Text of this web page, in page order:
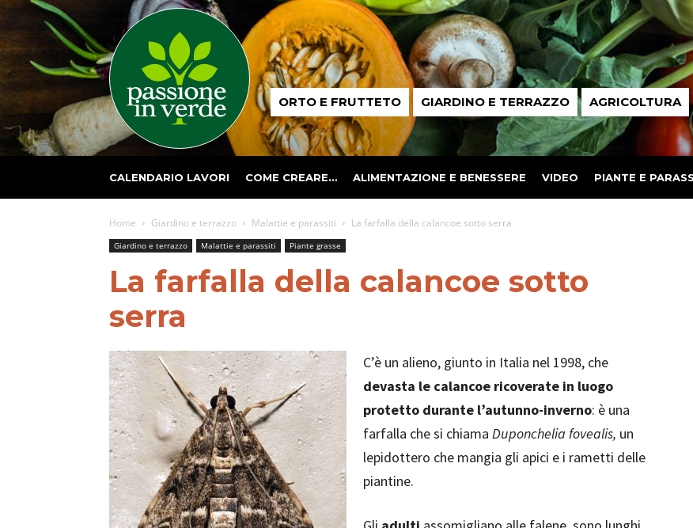
Passione
in ORTO E FRUTTETO GIARDINO E TERRAZZO AGRICOLTURA
CALENDARIO LAVORI COME CREARE… ALIMENTAZIONE E BENESSERE VIDEO PIANTE E
Home Giardino e terrazzo Malattie e parassiti La farfalla della calancoe sotto serra
Giardino e terrazzo Malattie e parassiti Piante grasse
La farfalla della calancoe sotto
serra
C’è un alieno, giunto in Italia nel 1998, che
devasta le calancoe ricoverate in luogo
protetto durante l’autunno-inverno: è una
farfalla che si chiama Duponchelia fovealis, un
lepidottero che mangia gli apici e i rametti delle
piantine.